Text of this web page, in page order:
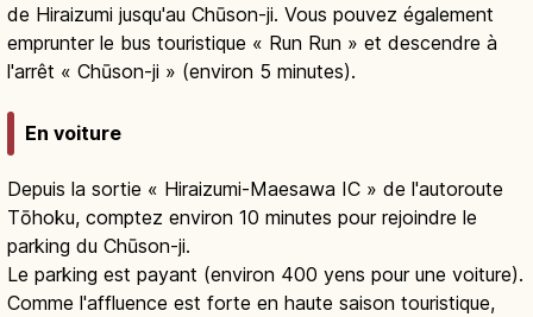
de Hiraizumi jusqu'au Chūson-ji. Vous pouvez également
emprunter le bus touristique « Run Run » et descendre à
l'arrêt « Chūson-ji » (environ 5 minutes).
En voiture
Depuis la sortie « Hiraizumi-Maesawa IC » de l'autoroute
Tōhoku, comptez environ 10 minutes pour rejoindre le
parking du Chūson-ji.
Le parking est payant (environ 400 yens pour une voiture).
Comme l'affluence est forte en haute saison touristique,